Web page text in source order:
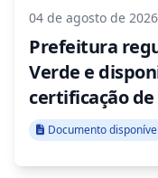
04 de agosto de 2026
Prefeitura
Verde e
certificação
Documento disponível